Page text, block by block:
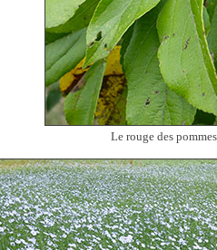
Le rouge des